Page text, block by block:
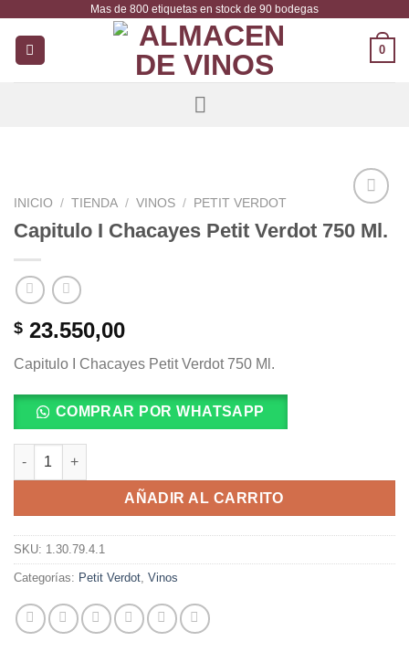
contenido
Mas de 800 etiquetas en stock de 90 bodegas
0
Añadir
a la
INICIO / TIENDA / VINOS / PETIT VERDOT
Capitulo I Chacayes Petit Verdot 750 Ml.
$ 23.550,00
Capitulo I Chacayes Petit Verdot 750 Ml.
COMPRAR POR WHATSAPP
Capitulo I Chacayes Petit Verdot 750 Ml. cantidad
AÑADIR AL CARRITO
SKU: 1.30.79.4.1
Categorías: Petit Verdot Vinos